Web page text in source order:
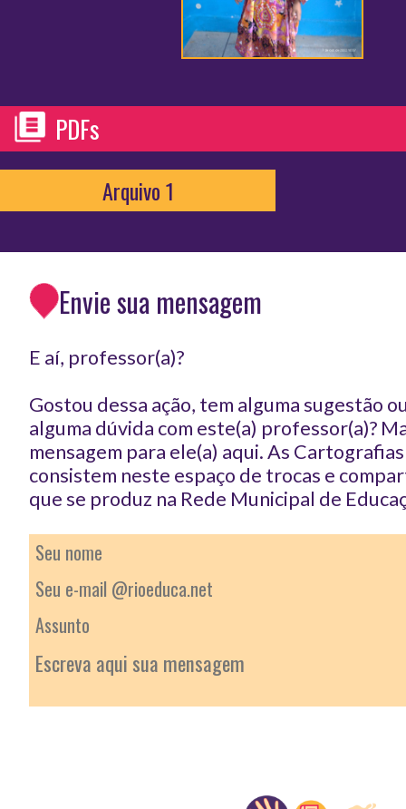
PDFs
Arquivo 1
Envie sua mensagem
E aí, professor(a)?
Gostou dessa ação, tem alguma sugestão
alguma dúvida com este(a) professor(a)?
mensagem para ele(a) aqui. As
consistem neste espaço de trocas e
que se produz na Rede Municipal de